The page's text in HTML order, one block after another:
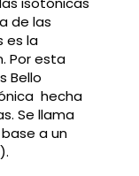
de las
es la
Por esta
Bello
hecha
Se llama
a un